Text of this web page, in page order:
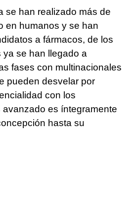
se han realizado más de
en humanos y se han
a fármacos, de los
se han llegado a
fases con multinacionales
pueden desvelar por
con los
avanzado es íntegramente
hasta su